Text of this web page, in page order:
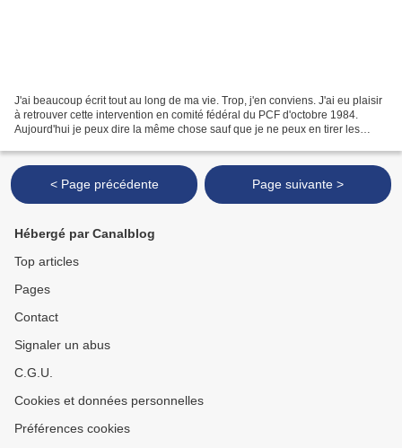
J'ai beaucoup écrit tout au long de ma vie. Trop, j'en conviens. J'ai eu plaisir
à retrouver cette intervention en comité fédéral du PCF d'octobre 1984.
Aujourd'hui je peux dire la même chose sauf que je ne peux en tirer les
< Page précédente Page suivante >
Hébergé par Canalblog
Top articles
Pages
Contact
Signaler un abus
C.G.U.
Cookies et données personnelles
Préférences cookies